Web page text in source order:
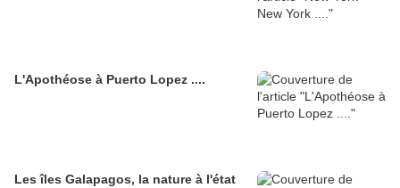
L'Apothéose à Puerto Lopez ....
Les îles Galapagos, la nature à l'état